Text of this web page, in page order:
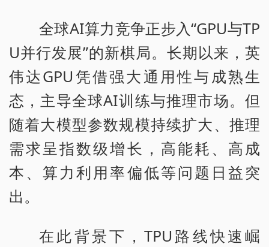
全球AI算力竞争正步入“GPU与TP
U并行发展”的新棋局。长期以来，英
伟达GPU凭借强大通用性与成熟生
态，主导全球AI训练与推理市场。但
随着大模型参数规模持续扩大、推理
需求呈指数级增长，高能耗、高成
本、算力利用率偏低等问题日益突
出。
在此背景下，TPU路线快速崛